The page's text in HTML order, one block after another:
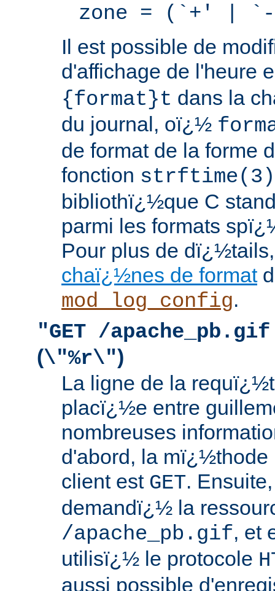
zone = (`+' |
Il est possible de
d'affichage de l'heure
{format}t dans la
du journal, oï¿½
de format de la forme
fonction strftime(3)
bibliothï¿½que C
parmi les formats
Pour plus de
chaï¿½nes de format
mod_log_config.
"GET /
(\"%r\")
La ligne de la
placï¿½e entre
nombreuses
d'abord, la
client est GET.
demandï¿½ la
/apache_pb.gif, et
utilisï¿½ le protocole
aussi possible